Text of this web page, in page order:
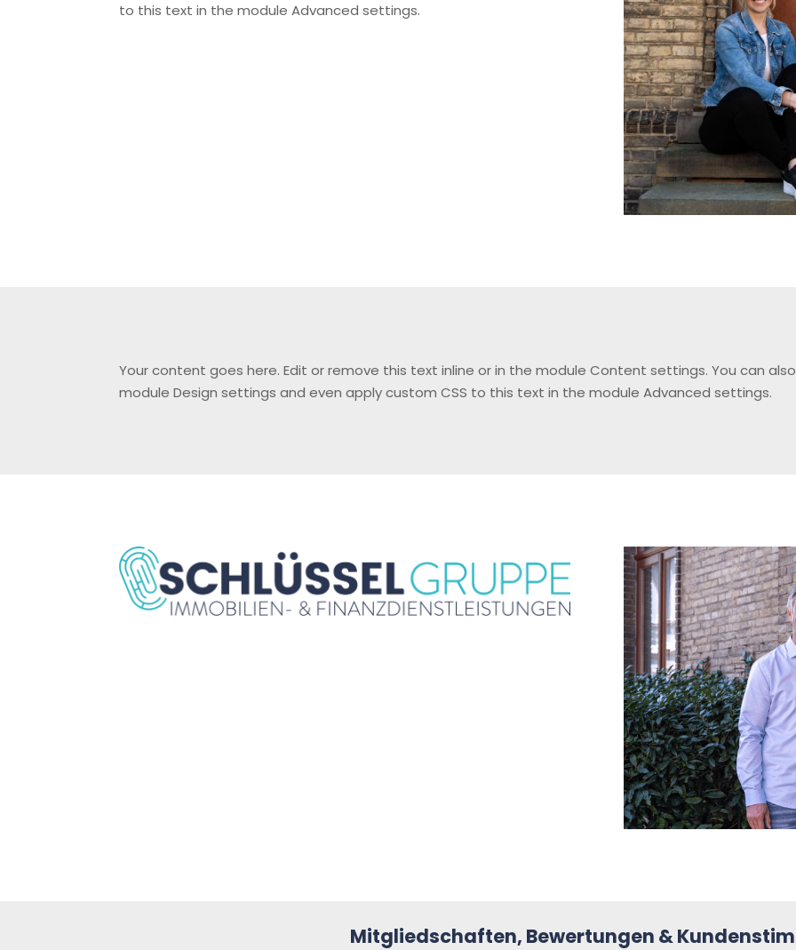
to this text in the module Advanced settings.
Your content goes here. Edit or remove this text inline or in the module Content settings. You can
module Design settings and even apply custom CSS to this text in the module Advanced settings.
Mitgliedschaften, Bewertungen &